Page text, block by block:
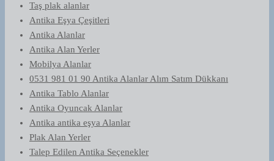
Taş plak alanlar
Antika Eşya Çeşitleri
Antika Alanlar
Antika Alan Yerler
Mobilya Alanlar
0531 981 01 90 Antika Alanlar Alım Satım Dükkanı
Antika Tablo Alanlar
Antika Oyuncak Alanlar
Antika antika eşya Alanlar
Plak Alan Yerler
Talep Edilen Antika Seçenekler